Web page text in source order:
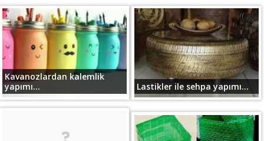
Kavanozlardan kalemlik
yapımı...
Lastikler ile sehpa yapımı...